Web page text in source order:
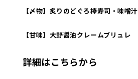
【〆物】炙りのどぐろ棒寿司・味噌汁
【甘味】大野醤油クレームブリュレ
詳細はこちらから